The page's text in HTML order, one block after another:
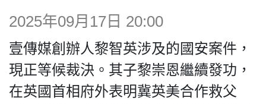
昔日
系列
活動
2025年09月17日 20:00
壹傳媒創辦人黎智英涉及的國安案件，
現正等候裁決。其子黎崇恩繼續發功，
在英國首相府外表明冀英美合作救父